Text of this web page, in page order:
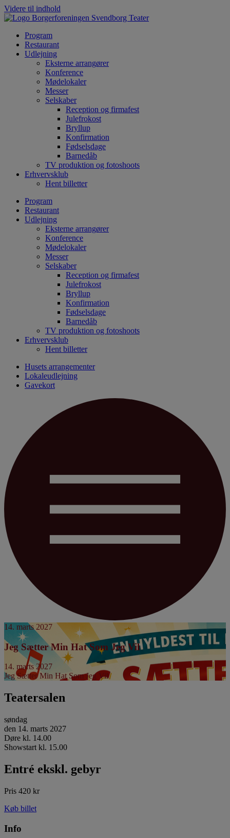
Videre til indhold
Program
Restaurant
Udlejning
Eksterne arrangører
Konference
Mødelokaler
Messer
Selskaber
Reception og firmafest
Julefrokost
Bryllup
Konfirmation
Fødselsdage
Barnedåb
TV produktion og fotoshoots
Erhvervsklub
Hent billetter
Program
Restaurant
Udlejning
Eksterne arrangører
Konference
Mødelokaler
Messer
Selskaber
Reception og firmafest
Julefrokost
Bryllup
Konfirmation
Fødselsdage
Barnedåb
TV produktion og fotoshoots
Erhvervsklub
Hent billetter
Husets arrangementer
Lokaleudlejning
Gavekort
14. marts 2027
Jeg Sætter Min Hat Som Jeg Vil
14. marts 2027
Jeg Sætter Min Hat Som Jeg Vil
Teatersalen
søndag
den 14. marts 2027
Døre kl. 14.00
Showstart kl. 15.00
Entré ekskl. gebyr
Pris 420 kr
Køb billet
Info